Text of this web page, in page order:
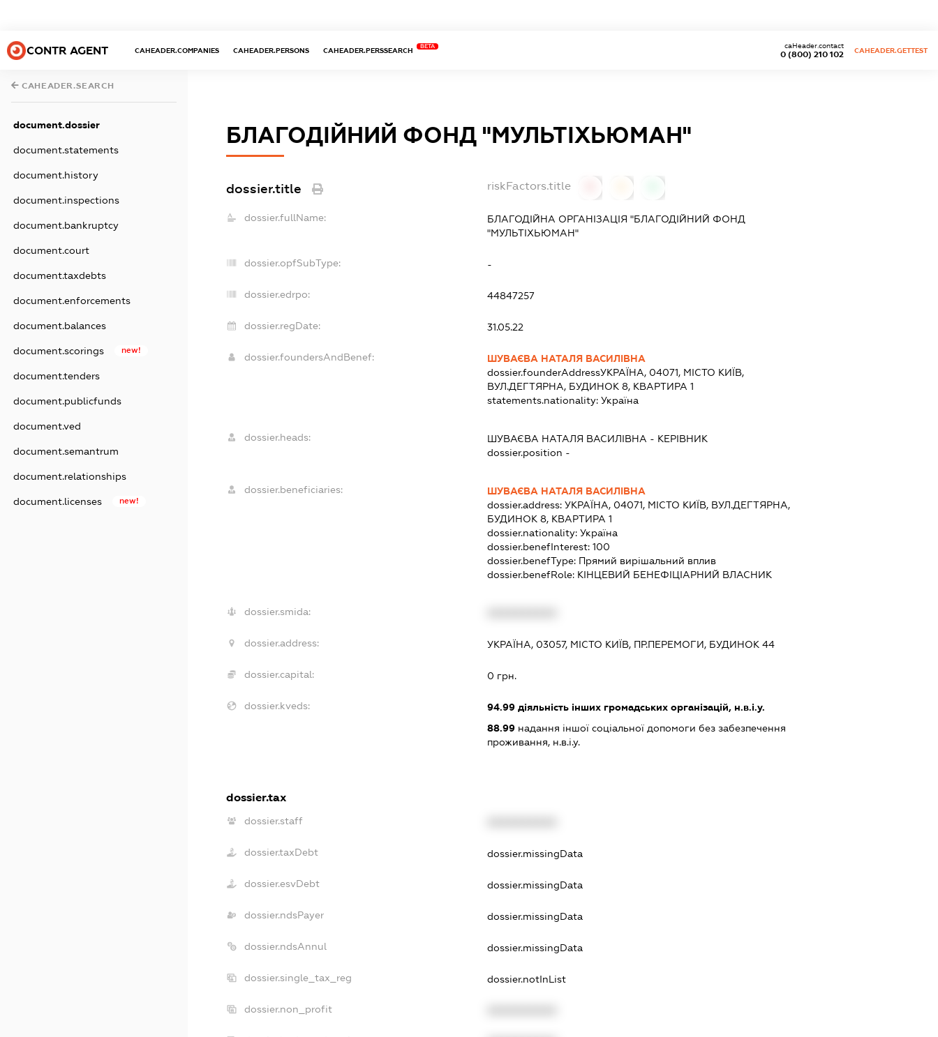
CONTR AGENT CAHEADER.COMPANIES CAHEADER.PERSONS CAHEADER.PERSSEARCH
BETA
0 (800) 210 102
caHeader.contact
CAHEADER.GETTEST
CAHEADER.SEARCH
document.dossier
document.statements
document.history
document.inspections
document.bankruptcy
document.court
document.taxdebts
document.enforcements
document.balances
document.scorings new!
document.tenders
document.publicfunds
document.ved
document.semantrum
document.relationships
document.licenses new!
БЛАГОДІЙНИЙ ФОНД "МУЛЬТІХЬЮМАН"
dossier.title riskFactors.title
dossier.fullName:
БЛАГОДІЙНА ОРГАНІЗАЦІЯ "БЛАГОДІЙНИЙ ФОНД
"МУЛЬТІХЬЮМАН"
dossier.opfSubType: -
dossier.edrpo: 44847257
dossier.regDate: 31.05.22
dossier.foundersAndBenef:
ШУВАЄВА НАТАЛЯ ВАСИЛІВНА
dossier.founderAddressУКРАЇНА, 04071, МІСТО КИЇВ,
ВУЛ.ДЕГТЯРНА, БУДИНОК 8, КВАРТИРА 1
statements.nationality: Україна
dossier.heads: ШУВАЄВА НАТАЛЯ ВАСИЛІВНА - КЕРІВНИК
dossier.position -
dossier.beneficiaries:
ШУВАЄВА НАТАЛЯ ВАСИЛІВНА
dossier.address: УКРАЇНА, 04071, МІСТО КИЇВ, ВУЛ.ДЕГТЯРНА,
БУДИНОК 8, КВАРТИРА 1
dossier.nationality: Україна
dossier.benefInterest: 100
dossier.benefType: Прямий вирішальний вплив
dossier.benefRole: КІНЦЕВИЙ БЕНЕФІЦІАРНИЙ ВЛАСНИК
dossier.smida:
dossier.address: УКРАЇНА, 03057, МІСТО КИЇВ, ПР.ПЕРЕМОГИ, БУДИНОК 44
dossier.capital: 0 грн.
dossier.kveds: 94.99діяльність інших громадських організацій, н.в.і.у.
88.99надання іншої соціальної допомоги без забезпечення
проживання, н.в.і.у.
dossier.tax
dossier.staff
dossier.taxDebt dossier.missingData
dossier.esvDebt dossier.missingData
dossier.ndsPayer dossier.missingData
dossier.ndsAnnul dossier.missingData
dossier.single_tax_reg dossier.notInList
dossier.non_profit